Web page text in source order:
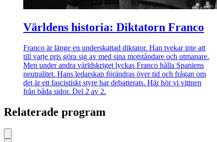
Världens historia: Diktatorn Franco
Franco är länge en underskattad diktator. Han tvekar inte att
till varje pris göra sig av med sina motståndare och utmanare.
Men under andra världskriget lyckas Franco hålla Spaniens
neutralitet. Hans ledarskap förändras över tid och frågan om
det är ett fascistiskt styre har debatterats. Här hör vi vittnen
från båda sidor. Del 2 av 2.
Relaterade program